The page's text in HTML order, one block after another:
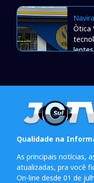
Òtica
lentes
Qualidade na
As principais notícias,
atualizadas, pra você
On-line desde 01 de